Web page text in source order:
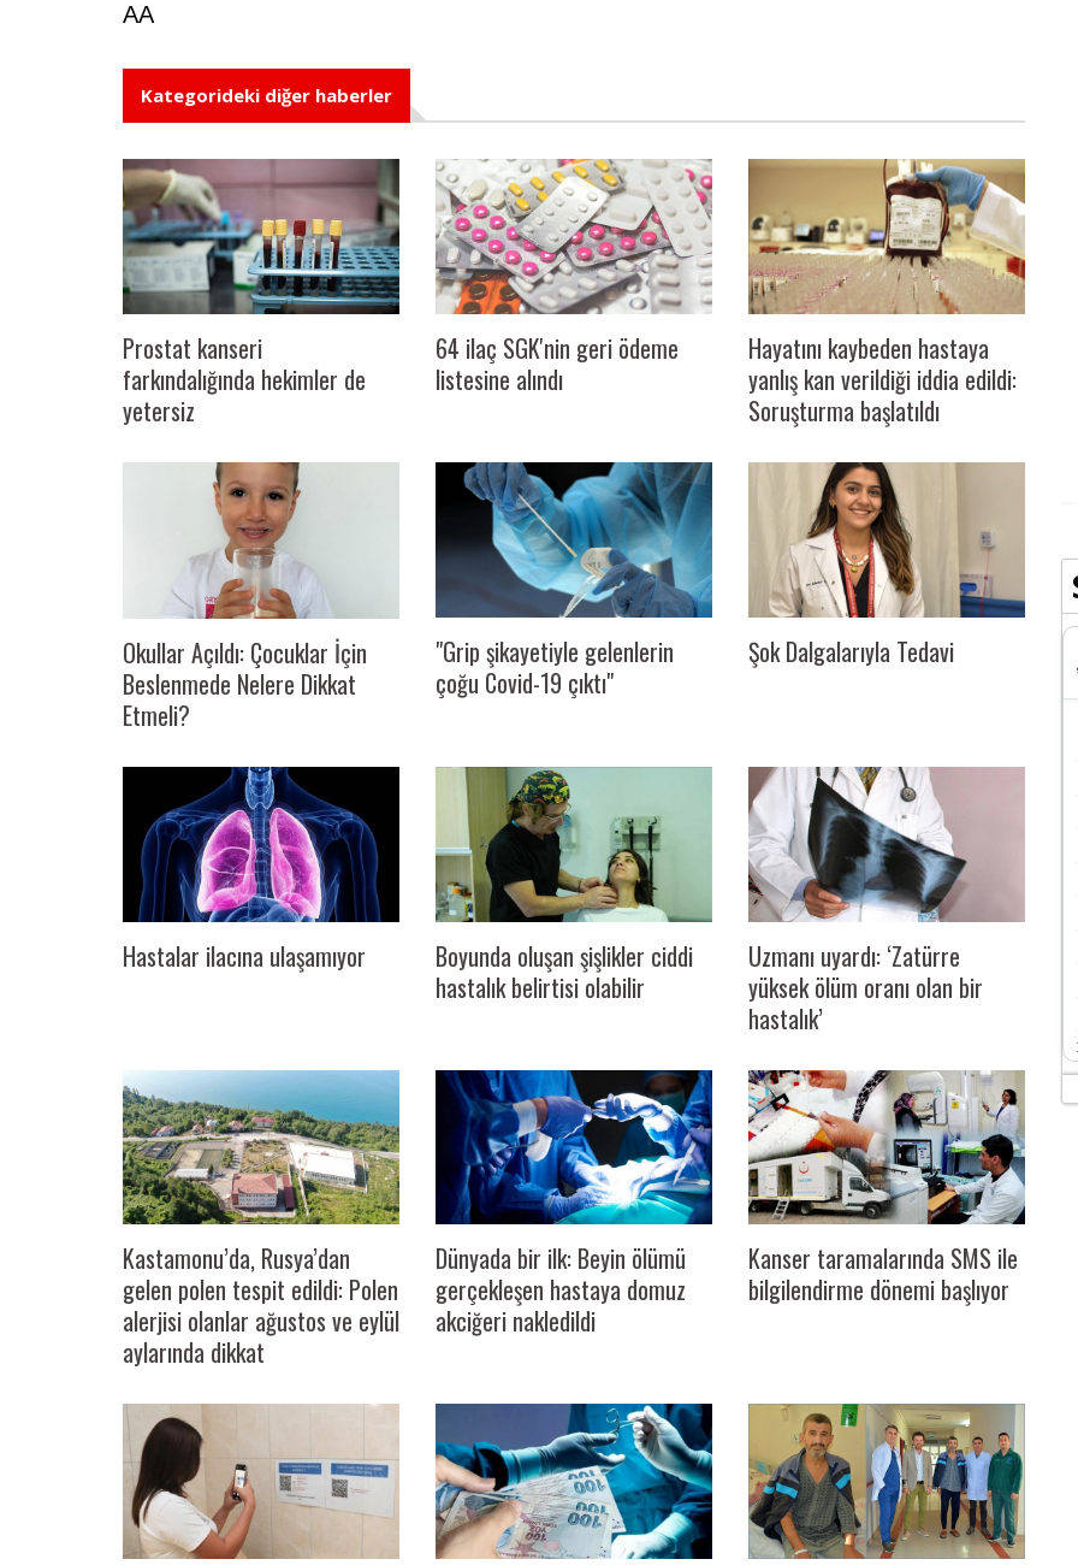
AA
Kategorideki diğer haberler
Prostat kanseri
farkındalığında hekimler de
yetersiz
64 ilaç SGK'nin geri ödeme
listesine alındı
Hayatını kaybeden hastaya
yanlış kan verildiği iddia edildi:
Soruşturma başlatıldı
Okullar Açıldı: Çocuklar İçin
Beslenmede Nelere Dikkat
Etmeli?
"Grip şikayetiyle gelenlerin
çoğu Covid-19 çıktı"
Şok Dalgalarıyla Tedavi
Hastalar ilacına ulaşamıyor
Boyunda oluşan şişlikler ciddi
hastalık belirtisi olabilir
Uzmanı uyardı: ‘Zatürre
yüksek ölüm oranı olan bir
hastalık’
Kastamonu’da, Rusya’dan
gelen polen tespit edildi: Polen
alerjisi olanlar ağustos ve eylül
aylarında dikkat
Dünyada bir ilk: Beyin ölümü
gerçekleşen hastaya domuz
akciğeri nakledildi
Kanser taramalarında SMS ile
bilgilendirme dönemi başlıyor